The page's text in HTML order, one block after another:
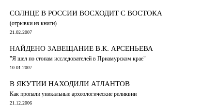
СОЛНЦЕ В РОССИИ ВОСХОДИТ С ВОСТОКА
(отрывки из книги)
21.02.2007
НАЙДЕНО ЗАВЕЩАНИЕ В.К. АРСЕНЬЕВА
"Я шел по стопам исследователей в Приамурском крае"
10.01.2007
В ЯКУТИИ НАХОДИЛИ АТЛАНТОВ
Как пропали уникальные археологические реликвии
21.12.2006